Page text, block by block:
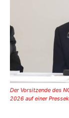
Der Vorsitzende des
2026 auf einer